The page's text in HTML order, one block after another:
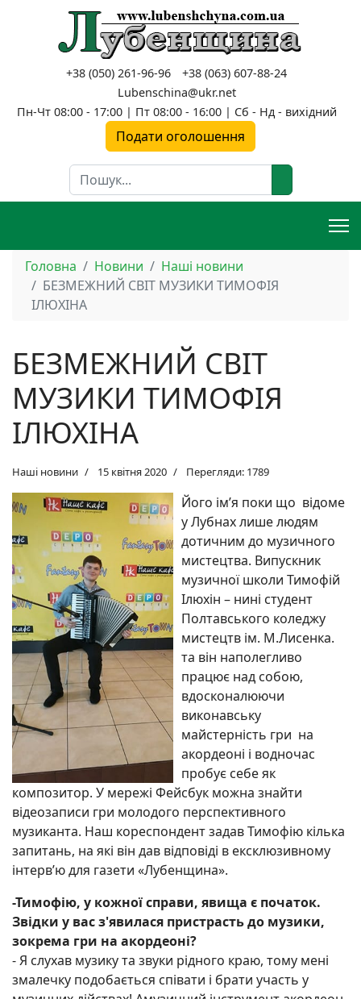
+38 (050) 261-96-96
+38 (063) 607-88-24
Lubenschina@ukr.net
Пн-Чт 08:00 - 17:00 | Пт 08:00 - 16:00 | Сб - Нд - вихідний
Подати оголошення
Пошук
Головна Новини
Наші новини
БЕЗМЕЖНИЙ СВІТ МУЗИКИ ТИМОФІЯ
ІЛЮХІНА
БЕЗМЕЖНИЙ СВІТ
МУЗИКИ ТИМОФІЯ
ІЛЮХІНА
Наші новини 15 квітня 2020 Перегляди: 1789
Його ім’я поки що відоме
у Лубнах лише людям
дотичним до музичного
мистецтва. Випускник
музичної школи Тимофій
Ілюхін – нині студент
Полтавського коледжу
мистецтв ім. М.Лисенка.
та він наполегливо
працює над собою,
вдосконалюючи
виконавську
майстерність гри на
акордеоні і водночас
пробує себе як
композитор. У мережі Фейсбук можна знайти
відеозаписи гри молодого перспективного
музиканта. Наш кореспондент задав Тимофію кілька
запитань, на які він дав відповіді в ексклюзивному
інтерв’ю для газети «Лубенщина».
-Тимофію, у кожної справи, явища є початок.
Звідки у вас з'явилася пристрасть до музики,
зокрема гри на акордеоні?
- Я слухав музику та звуки рідного краю, тому мені
змалечку подобається співати і брати участь у